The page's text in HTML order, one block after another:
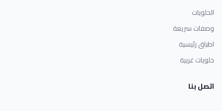
الحلويات
وصفات سريعة
اطباق رئيسية
حلويات غربية
اتصل بنا